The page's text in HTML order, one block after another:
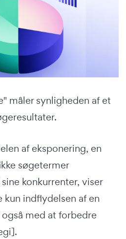
måler synligheden af et
af eksponering, en
søgetermer
konkurrenter, viser
kun indflydelsen af en
med at forbedre